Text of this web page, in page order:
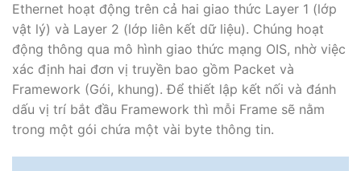
Ethernet hoạt động trên cả hai giao thức Layer 1 (lớp
vật lý) và Layer 2 (lớp liên kết dữ liệu). Chúng hoạt
động thông qua mô hình giao thức mạng OIS, nhờ việc
xác định hai đơn vị truyền bao gồm Packet và
Framework (Gói, khung). Để thiết lập kết nối và đánh
dấu vị trí bắt đầu Framework thì mỗi Frame sẽ nằm
trong một gói chứa một vài byte thông tin.